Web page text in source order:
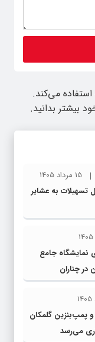
می‌کند.
بیشتر بدانید.
15 مرداد 1405
ریال تسهیلات به عشایر
نمایشگاه جامع
در چناران
پمپ‌بنزین گلمکان
می‌رسد